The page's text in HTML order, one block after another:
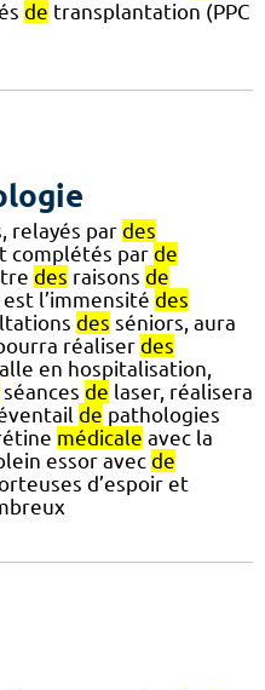
de transplantation (PPC
relayés par des
complétés par de
des raisons de
l’immensité des
des séniors, aura
réaliser des
en hospitalisation,
séances de laser, réalisera
de pathologies
médicale avec la
essor avec de
d’espoir et